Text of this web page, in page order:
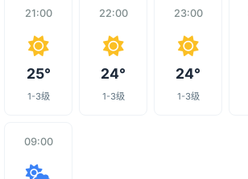
21:00
25°
1-3级
22:00
24°
1-3级
23:00
24°
1-3级
09:00